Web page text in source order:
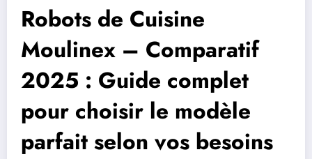
Robots de Cuisine
Moulinex – Comparatif
2025 : Guide complet
pour choisir le modèle
parfait selon vos besoins